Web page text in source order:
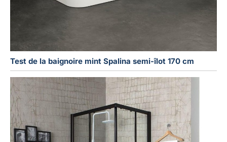
Test de la baignoire mint Spalina semi-îlot 170 cm